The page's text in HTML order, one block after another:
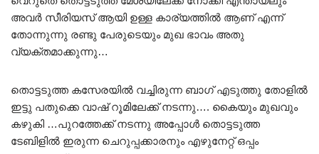
അവർ സീരിയസ് ആയി ഉള്ള കാര്യത്തിൽ ആണ് എന്ന്
തോന്നുന്നു രണ്ടു പേരുടെയും മുഖ ഭാവം അതു
വ്യക്തമാക്കുന്നു…
തൊട്ടടുത്ത കസേരയിൽ വച്ചിരുന്ന ബാഗ് എടുത്തു തോളിൽ
ഇട്ടു പതുക്കെ വാഷ് റൂമിലേക്ക് നടന്നു…. കൈയും മുഖവും
കഴുകി …പുറത്തേക്ക് നടന്നു അപ്പോൾ തൊട്ടടുത്ത
ടേബിളിൽ ഇരുന്ന ചെറുപ്പക്കാരനും എഴുനേറ്റ് ഒപ്പം